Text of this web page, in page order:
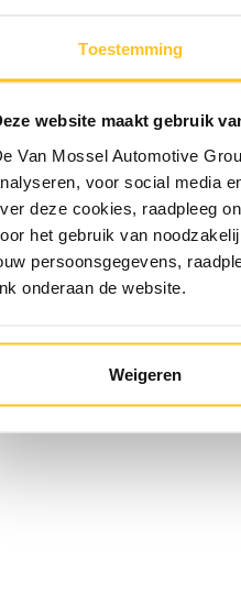
Toestemming
website maakt gebruik
Van Mossel Automotive
voor social media
deze cookies, raadpleeg
het gebruik van
persoonsgegevens,
onderaan de website.
Weigeren